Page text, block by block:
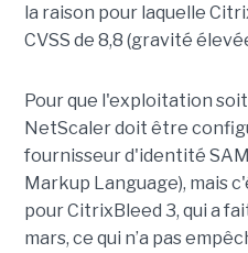
la raison pour laquelle
CVSS de 8,8 (gravité
Pour que l'exploitation
NetScaler doit être
fournisseur d'identité
Markup Language), mais
pour CitrixBleed 3, qui a
mars, ce qui n’a pas